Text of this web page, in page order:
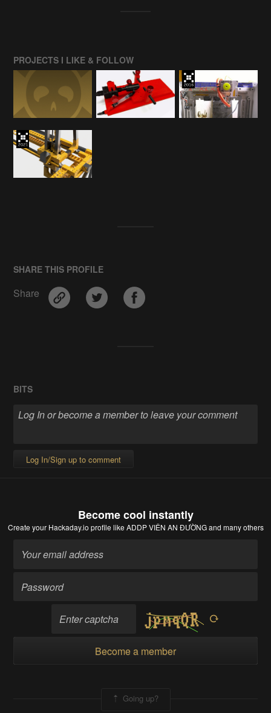
PROJECTS I LIKE & FOLLOW
SHARE THIS PROFILE
Share
BITS
Log In/Sign up to comment
Become cool instantly
Create your Hackaday.io profile like ADDP VIÊN AN ĐƯỜNG and many others
Become a member
Going up?